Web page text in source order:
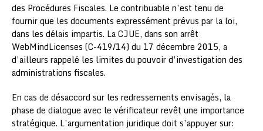
des Procédures Fiscales. Le contribuable n’est tenu de
fournir que les documents expressément prévus par la loi,
dans les délais impartis. La CJUE, dans son arrêt
WebMindLicenses (C-419/14) du 17 décembre 2015, a
d’ailleurs rappelé les limites du pouvoir d’investigation des
administrations fiscales.
En cas de désaccord sur les redressements envisagés, la
phase de dialogue avec le vérificateur revêt une importance
stratégique. L’argumentation juridique doit s’appuyer sur: